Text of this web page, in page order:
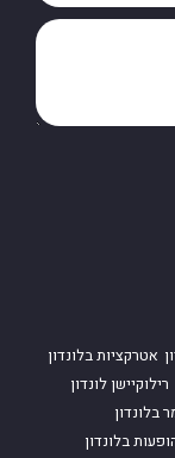
אטרקציות בלונדון
רילוקיישן לונדון
בלונדון
בלונדון